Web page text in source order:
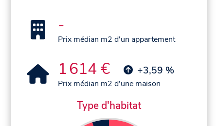
-
Prix médian m2 d'un appartement
1 614 € +3,59 %
Prix médian m2 d'une maison
Type d'habitat